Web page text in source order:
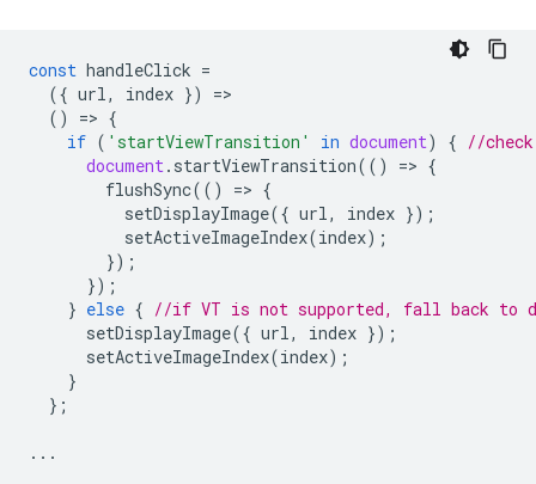
const handleClick =
({ url, index }) =
()
=> {
if ( 'startViewTransition' in document) { //
document. startViewTransition(() => {
flushSync(() => {
setDisplayImage({ url, index });
setActiveImageIndex(index);
});
});
} else { //if VT is not supported, fall back to
setDisplayImage({ url, index });
setActiveImageIndex(index);
}
};
...